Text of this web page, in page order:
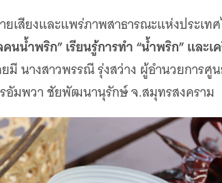
ริง
ยเสียงและแพร่ภาพสาธารณะแห่งประ
น้ำพริก” เรียนรู้การทำ “น้ำพริก” และเ
ยมี นางสาวพรรณี รุ่งสว่าง ผู้อำนวยการ
อัมพวา ชัยพัฒนานุรักษ์ จ.สมุทรสงคราม